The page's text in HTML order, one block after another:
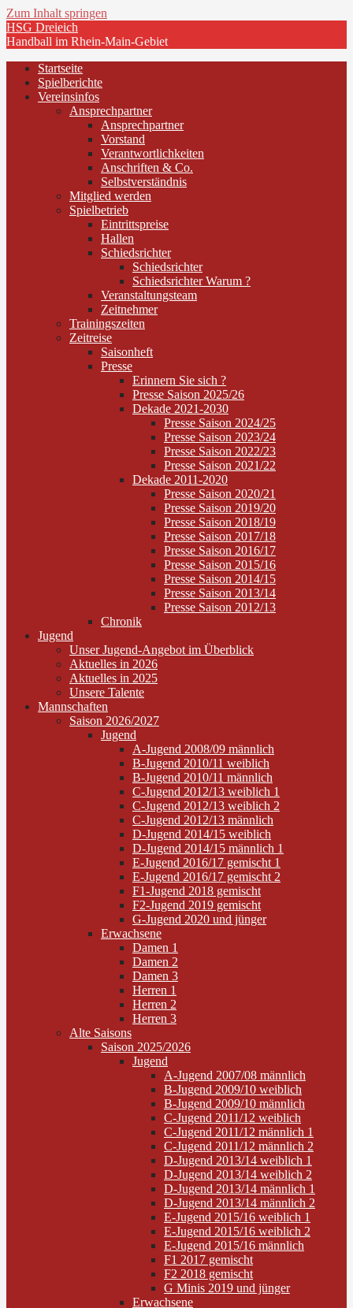
Zum Inhalt springen
HSG Dreieich
Handball im Rhein-Main-Gebiet
Startseite
Spielberichte
Vereinsinfos
Ansprechpartner
Ansprechpartner
Vorstand
Verantwortlichkeiten
Anschriften & Co.
Selbstverständnis
Mitglied werden
Spielbetrieb
Eintrittspreise
Hallen
Schiedsrichter
Schiedsrichter
Schiedsrichter Warum ?
Veranstaltungsteam
Zeitnehmer
Trainingszeiten
Zeitreise
Saisonheft
Presse
Erinnern Sie sich ?
Presse Saison 2025/26
Dekade 2021-2030
Presse Saison 2024/25
Presse Saison 2023/24
Presse Saison 2022/23
Presse Saison 2021/22
Dekade 2011-2020
Presse Saison 2020/21
Presse Saison 2019/20
Presse Saison 2018/19
Presse Saison 2017/18
Presse Saison 2016/17
Presse Saison 2015/16
Presse Saison 2014/15
Presse Saison 2013/14
Presse Saison 2012/13
Chronik
Jugend
Unser Jugend-Angebot im Überblick
Aktuelles in 2026
Aktuelles in 2025
Unsere Talente
Mannschaften
Saison 2026/2027
Jugend
A-Jugend 2008/09 männlich
B-Jugend 2010/11 weiblich
B-Jugend 2010/11 männlich
C-Jugend 2012/13 weiblich 1
C-Jugend 2012/13 weiblich 2
C-Jugend 2012/13 männlich
D-Jugend 2014/15 weiblich
D-Jugend 2014/15 männlich 1
E-Jugend 2016/17 gemischt 1
E-Jugend 2016/17 gemischt 2
F1-Jugend 2018 gemischt
F2-Jugend 2019 gemischt
G-Jugend 2020 und jünger
Erwachsene
Damen 1
Damen 2
Damen 3
Herren 1
Herren 2
Herren 3
Alte Saisons
Saison 2025/2026
Jugend
A-Jugend 2007/08 männlich
B-Jugend 2009/10 weiblich
B-Jugend 2009/10 männlich
C-Jugend 2011/12 weiblich
C-Jugend 2011/12 männlich 1
C-Jugend 2011/12 männlich 2
D-Jugend 2013/14 weiblich 1
D-Jugend 2013/14 weiblich 2
D-Jugend 2013/14 männlich 1
D-Jugend 2013/14 männlich 2
E-Jugend 2015/16 weiblich 1
E-Jugend 2015/16 weiblich 2
E-Jugend 2015/16 männlich
F1 2017 gemischt
F2 2018 gemischt
G Minis 2019 und jünger
Erwachsene